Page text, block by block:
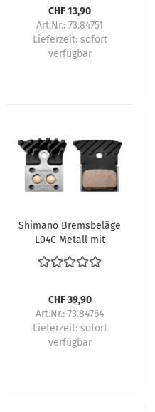
CHF 13,90
Art.Nr.: 73.84751
Lieferzeit: sofort
verfügbar
Shimano Bremsbeläge
L04C Metall mit
Lamellen Paar
CHF 39,90
Art.Nr.: 73.84764
Lieferzeit: sofort
verfügbar